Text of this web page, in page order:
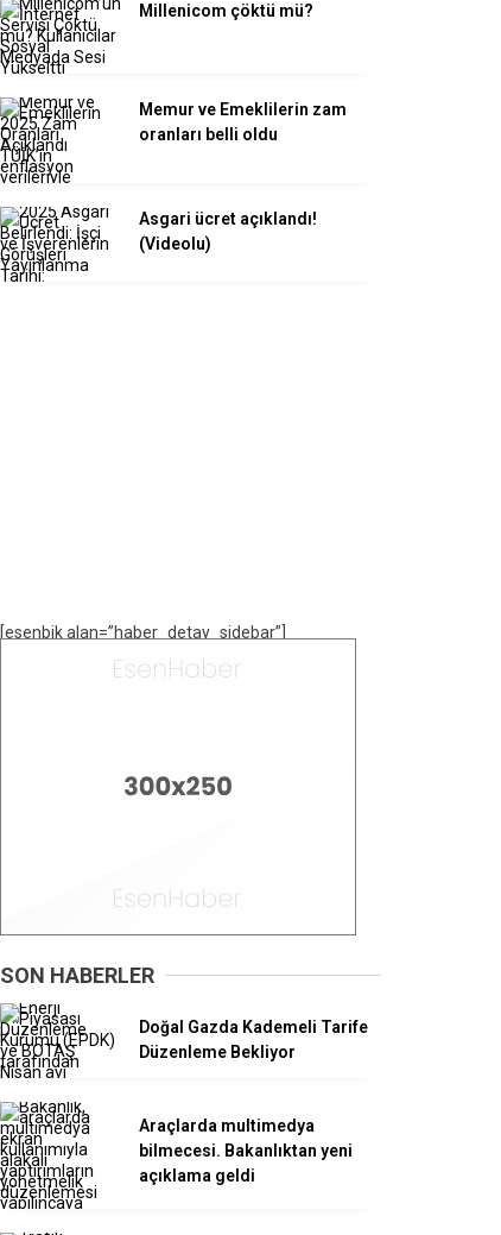
Millenicom çöktü mü?
Memur ve Emeklilerin zam
oranları belli oldu
Asgari ücret açıklandı!
(Videolu)
[esenbik alan=”haber_detay_sidebar”]
SON HABERLER
Doğal Gazda Kademeli Tarife
Düzenleme Bekliyor
Araçlarda multimedya
bilmecesi. Bakanlıktan yeni
açıklama geldi